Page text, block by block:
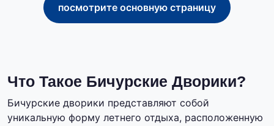
посмотрите основную страницу
Что Такое Бичурские Дворики?
Бичурские дворики представляют собой
уникальную форму летнего отдыха, расположенную